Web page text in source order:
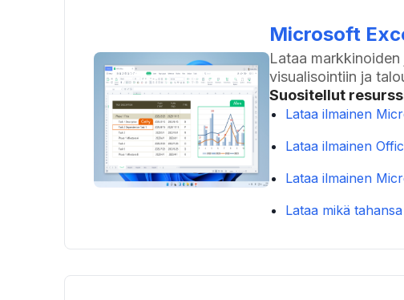
Microsoft
Lataa
visualisointiin ja
Suositellut
Lataa ilmainen
Lataa ilmainen
Lataa ilmainen
Lataa mikä